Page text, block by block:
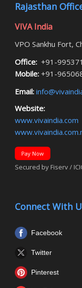
Rajasthan
VIVA India
VPO Sankhu Fort,
Office: +91-
Mobile: +91-
Email:
Website:
www.vivaindia.com
Pay Now
Secured by Fiserv /
Connect With
Facebook
Twitter
Pinterest